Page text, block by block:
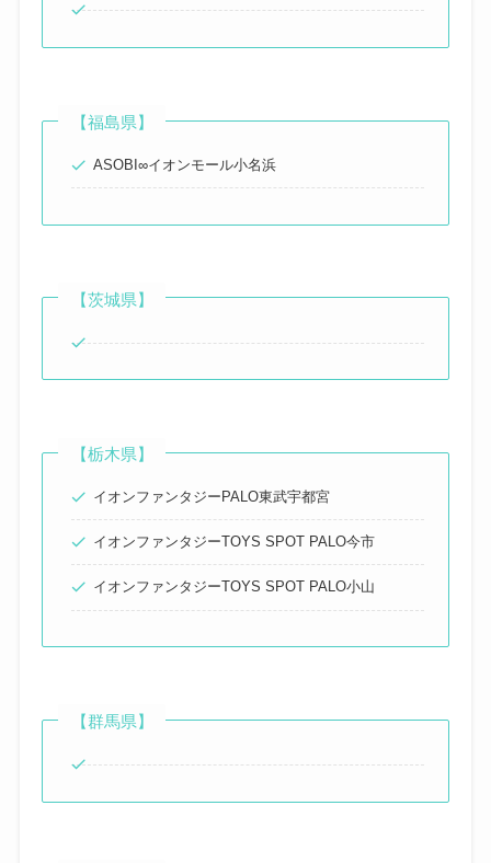
【福島県】
ASOBI∞イオンモール小名浜
【茨城県】
【栃木県】
イオンファンタジーPALO東武宇都宮
イオンファンタジーTOYS SPOT PALO今市
イオンファンタジーTOYS SPOT PALO小山
【群馬県】